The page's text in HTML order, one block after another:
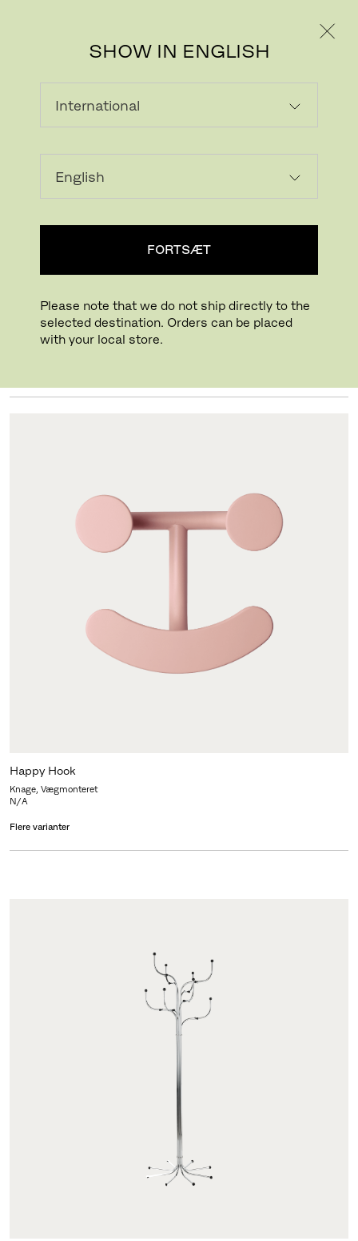
SHOW IN ENGLISH
FORTSÆT
Please note that we do not ship directly to the
selected destination. Orders can be placed
with your local store.
STUMTJENERE OG
KNAGERÆKKER
SKABE OG HYLDER
ALT OPBEVARING
ALT OPBEVARING OG HYLDER
Happy Hook
Knage, Vægmonteret
N/A
Flere varianter